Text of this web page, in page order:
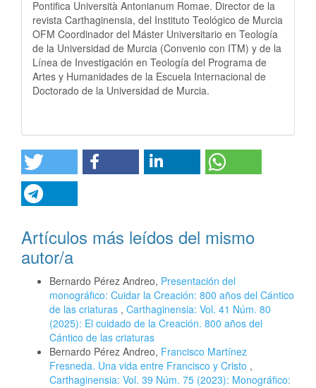
Pontifica Università Antonianum Romae. Director de la
revista Carthaginensia, del Instituto Teológico de Murcia
OFM Coordinador del Máster Universitario en Teología
de la Universidad de Murcia (Convenio con ITM) y de la
Línea de Investigación en Teología del Programa de
Artes y Humanidades de la Escuela Internacional de
Doctorado de la Universidad de Murcia.
Artículos más leídos del mismo
autor/a
Bernardo Pérez Andreo, Presentación del
monográfico: Cuidar la Creación: 800 años del Cántico
de las criaturas , Carthaginensia: Vol. 41 Núm. 80
(2025): El cuidado de la Creación. 800 años del
Cántico de las criaturas
Bernardo Pérez Andreo, Francisco Martínez
Fresneda. Una vida entre Francisco y Cristo ,
Carthaginensia: Vol. 39 Núm. 75 (2023): Monográfico: